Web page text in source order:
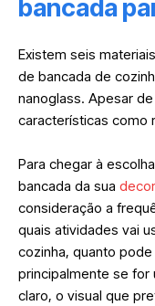
bancada
Existem seis
de bancada de
nanoglass. Apesar
características como
Para chegar à
bancada da sua
consideração a
quais atividades vai
cozinha, quanto
principalmente se for
claro, o visual que